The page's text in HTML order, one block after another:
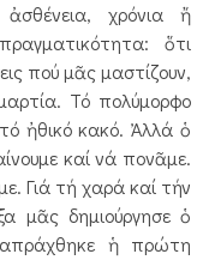
χρόνια ἤ
ὅτι
πού μᾶς μαστίζουν,
Τό πολύμορφο
ἠθικό κακό. Ἀλλά ὁ
καί νά πονᾶμε.
Γιά τή χαρά καί τήν
μᾶς δημιούργησε ὁ
ἡ πρώτη